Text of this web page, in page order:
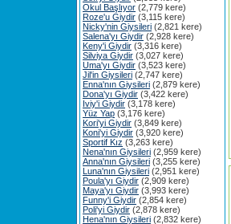
Okul Başlıyor (2,779 kere)
Roze'u Giydir (3,115 kere)
Nicky'nin Giysileri (2,821 kere)
Salena'yı Giydir (2,928 kere)
Keny'i Giydir (3,316 kere)
Silviya Giydir (3,027 kere)
Uma'yı Giydir (3,523 kere)
Jil'in Giysileri (2,747 kere)
Enna'nın Giysileri (2,879 kere)
Dona'yı Giydir (3,422 kere)
Iviy'i Giydir (3,178 kere)
Yüz Yap (3,176 kere)
Kori'yi Giydir (3,849 kere)
Koni'yi Giydir (3,920 kere)
Sportif Kız (3,263 kere)
Nena'nın Giysileri (2,959 kere)
Anna'nın Giysileri (3,255 kere)
Luna'nın Giysileri (2,951 kere)
Poula'yı Giydir (2,909 kere)
Maya'yı Giydir (3,993 kere)
Funny'i Giydir (2,854 kere)
Poli'yi Giydir (2,878 kere)
Hena'nın Giysileri (2,832 kere)